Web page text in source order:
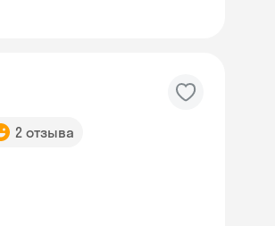
2 отзыва